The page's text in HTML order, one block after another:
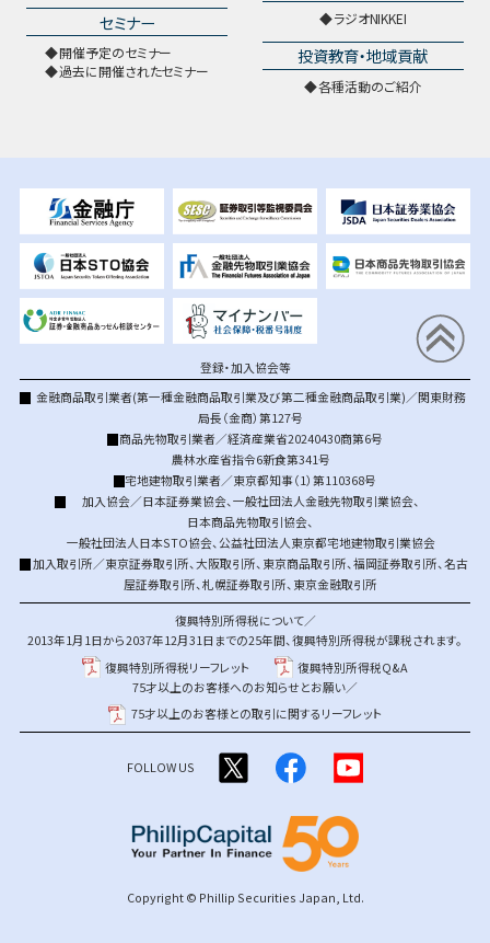
セミナー
開催予定のセミナー
過去に開催されたセミナー
ラジオNIKKEI
投資教育・地域貢献
各種活動のご紹介
登録・加入協会等
金融商品取引業者(第一種金融商品取引業及び第二種金融商品取引業)／関東財務
局長（金商）第127号
商品先物取引業者／経済産業省20240430商第6号
農林水産省指令6新食第341号
宅地建物取引業者／東京都知事（1）第110368号
加入協会／日本証券業協会、一般社団法人金融先物取引業協会、
日本商品先物取引協会、
一般社団法人日本STO協会、公益社団法人東京都宅地建物取引業協会
加入取引所／東京証券取引所、大阪取引所、 東京商品取引所、福岡証券取引所、名古
屋証券取引所、札幌証券取引所、 東京金融取引所
復興特別所得税について／
2013年1月1日から2037年12月31日までの25年間、復興特別所得税が課税されます。
復興特別所得税リーフレット
復興特別所得税Q&A
75才以上のお客様へのお知らせとお願い／
75才以上のお客様との取引に関するリーフレット
FOLLOW US
Copyright © Phillip Securities Japan, Ltd.